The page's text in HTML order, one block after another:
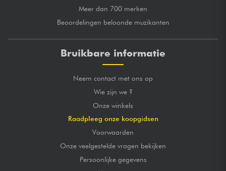
Meer dan 700 merken
Beoordelingen beloonde muzikanten
Bruikbare informatie
Neem contact met ons op
Wie zijn we ?
Onze winkels
Raadpleeg onze koopgidsen
Voorwaarden
Onze veelgestelde vragen bekijken
Persoonlijke gegevens